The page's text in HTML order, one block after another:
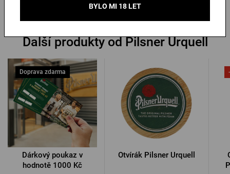
Další produkty od Pilsner Urquell
Doprava zdarma
Dárkový poukaz v
hodnotě 1000 Kč
Otvírák Pilsner Urquell
BYLO MI 18 LET